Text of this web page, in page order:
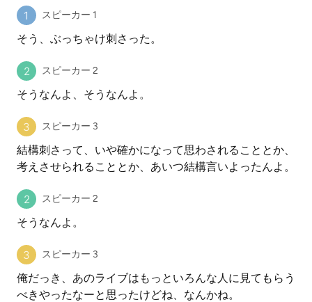
スピーカー 1
そう、ぶっちゃけ刺さった。
スピーカー 2
そうなんよ、そうなんよ。
スピーカー 3
結構刺さって、いや確かになって思わされることとか、
考えさせられることとか、あいつ結構言いよったんよ。
スピーカー 2
そうなんよ。
スピーカー 3
俺だっき、あのライブはもっといろんな人に見てもらう
べきやったなーと思ったけどね、なんかね。